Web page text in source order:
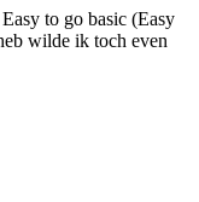
to go basic (Easy
wilde ik toch even